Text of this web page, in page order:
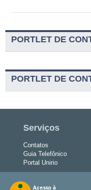
PORTLET DE
PORTLET DE
Serviços
Contatos
Guia Telefônico
Portal Unirio